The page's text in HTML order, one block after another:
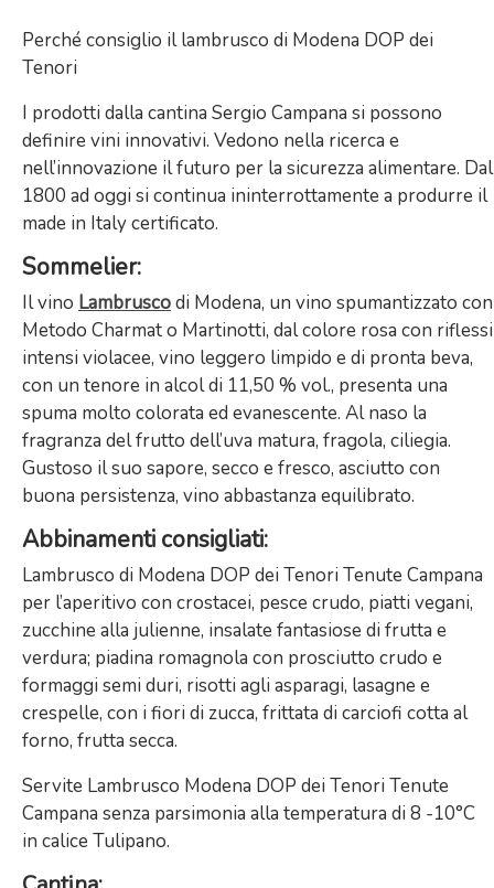
Perché consiglio il lambrusco di Modena DOP dei
Tenori
I prodotti dalla cantina Sergio Campana si possono
definire vini innovativi. Vedono nella ricerca e
nell’innovazione il futuro per la sicurezza alimentare. Dal
1800 ad oggi si continua ininterrottamente a produrre il
made in Italy certificato.
Sommelier:
Il vino Lambruscodi Modena, un vino spumantizzato con
Metodo Charmat o Martinotti, dal colore rosa con riflessi
intensi violacee, vino leggero limpido e di pronta beva,
con un tenore in alcol di 11,50 % vol., presenta una
spuma molto colorata ed evanescente. Al naso la
fragranza del frutto dell’uva matura, fragola, ciliegia.
Gustoso il suo sapore, secco e fresco, asciutto con
buona persistenza, vino abbastanza equilibrato.
Abbinamenti consigliati:
Lambrusco di Modena DOP dei Tenori Tenute Campana
per l’aperitivo con crostacei, pesce crudo, piatti vegani,
zucchine alla julienne, insalate fantasiose di frutta e
verdura; piadina romagnola con prosciutto crudo e
formaggi semi duri, risotti agli asparagi, lasagne e
crespelle, con i fiori di zucca, frittata di carciofi cotta al
forno, frutta secca.
Servite Lambrusco Modena DOP dei Tenori Tenute
Campana senza parsimonia alla temperatura di 8 -10°C
in calice Tulipano.